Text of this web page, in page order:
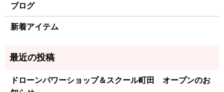
ブログ
新着アイテム
ドローンパワーショップ＆スクール町田 オープンのお